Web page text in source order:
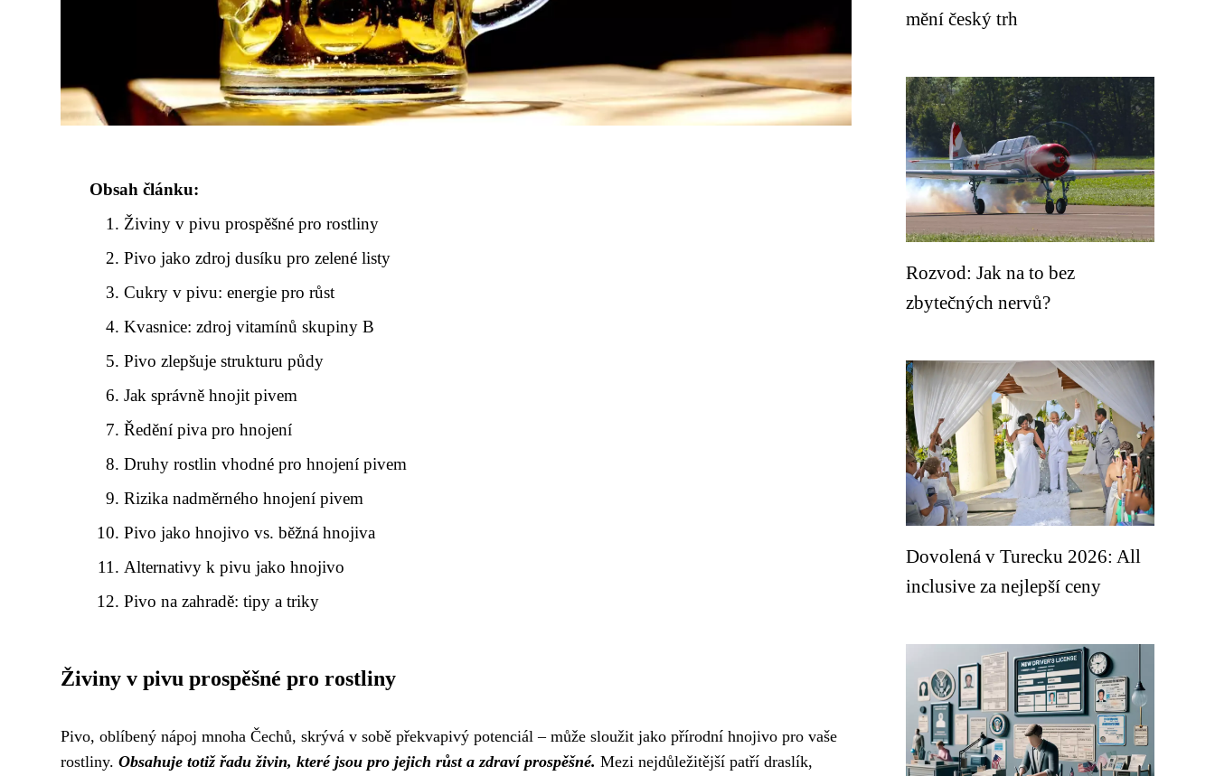
Obsah článku:
Živiny v pivu prospěšné pro rostliny
Pivo jako zdroj dusíku pro zelené listy
Cukry v pivu: energie pro růst
Kvasnice: zdroj vitamínů skupiny B
Pivo zlepšuje strukturu půdy
Jak správně hnojit pivem
Ředění piva pro hnojení
Druhy rostlin vhodné pro hnojení pivem
Rizika nadměrného hnojení pivem
Pivo jako hnojivo vs. běžná hnojiva
Alternativy k pivu jako hnojivo
Pivo na zahradě: tipy a triky
Živiny v pivu prospěšné pro rostliny
Pivo, oblíbený nápoj mnoha Čechů, skrývá v sobě překvapivý potenciál – může sloužit jako přírodní hnojivo pro vaše
rostliny. Obsahuje totiž řadu živin, které jsou pro jejich růst a zdraví prospěšné. Mezi nejdůležitější patří draslík,
mění český trh
Rozvod: Jak na to bez
zbytečných nervů?
Dovolená v Turecku 2026: All
inclusive za nejlepší ceny